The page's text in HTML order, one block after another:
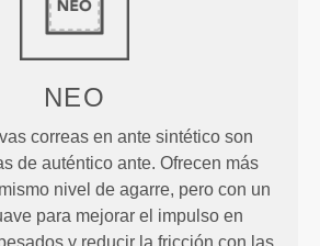
NEO
correas en ante sintético son
de auténtico ante. Ofrecen más
nivel de agarre, pero con un
para mejorar el impulso en
y reducir la fricción con las